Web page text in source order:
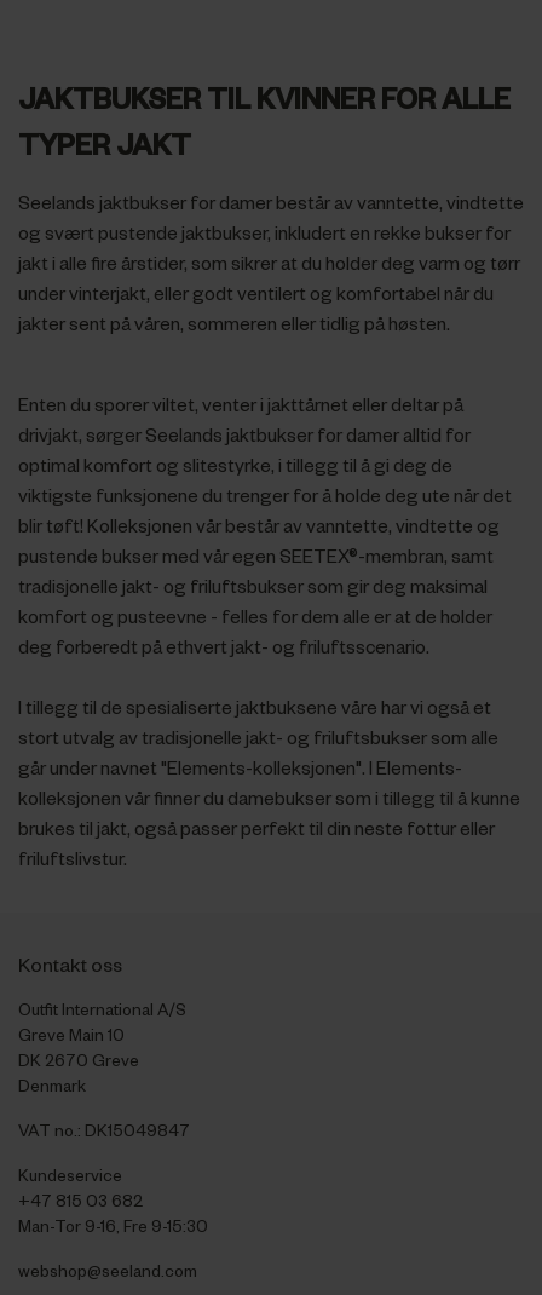
JAKTBUKSER TIL KVINNER FOR ALLE
TYPER JAKT
Seelands jaktbukser for damer består av vanntette, vindtette
og svært pustende jaktbukser, inkludert en rekke bukser for
jakt i alle fire årstider, som sikrer at du holder deg varm og tørr
under vinterjakt, eller godt ventilert og komfortabel når du
jakter sent på våren, sommeren eller tidlig på høsten.
Enten du sporer viltet, venter i jakttårnet eller deltar på
drivjakt, sørger Seelands jaktbukser for damer alltid for
optimal komfort og slitestyrke, i tillegg til å gi deg de
viktigste funksjonene du trenger for å holde deg ute når det
blir tøft! Kolleksjonen vår består av vanntette, vindtette og
pustende bukser med vår egen SEETEX®-membran, samt
tradisjonelle jakt- og friluftsbukser som gir deg maksimal
komfort og pusteevne - felles for dem alle er at de holder
deg forberedt på ethvert jakt- og friluftsscenario.
I tillegg til de spesialiserte jaktbuksene våre har vi også et
stort utvalg av tradisjonelle jakt- og friluftsbukser som alle
går under navnet "Elements-kolleksjonen". I Elements-
kolleksjonen vår finner du damebukser som i tillegg til å kunne
brukes til jakt, også passer perfekt til din neste fottur eller
friluftslivstur.
Kontakt oss
Outfit International A/S
Greve Main 10
DK 2670 Greve
Denmark
VAT no.: DK15049847
Kundeservice
+47 815 03 682
Man-Tor 9-16, Fre 9-15:30
webshop@seeland.com